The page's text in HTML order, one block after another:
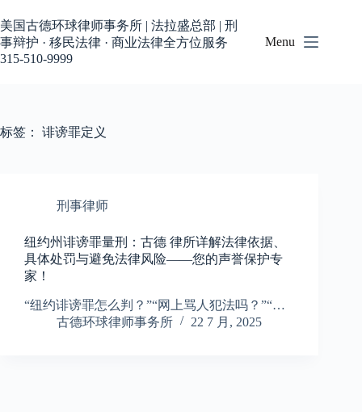
过
内
容
美国古德环球律师事务所 | 法拉盛总部 | 刑
事辩护 · 移民法律 · 商业法律全方位服务
315-510-9999
Menu
标签： 诽谤罪定义
刑事律师
纽约州诽谤罪量刑：古德 律所详解法律依据、
具体处罚与避免法律风险——您的声誉保护专
家！
“纽约诽谤罪怎么判？”“网上骂人犯法吗？”“…
古德环球律师事务所
22 7 月, 2025